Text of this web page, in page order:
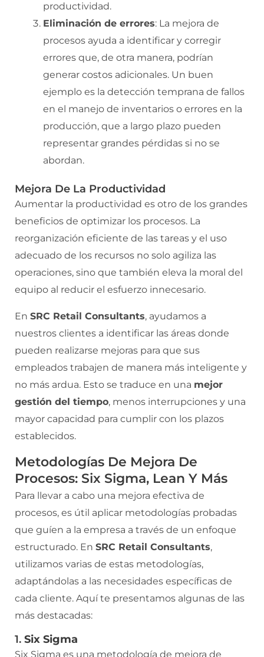
productividad.
Eliminación de errores: La mejora de
procesos ayuda a identificar y corregir
errores que, de otra manera, podrían
generar costos adicionales. Un buen
ejemplo es la detección temprana de fallos
en el manejo de inventarios o errores en la
producción, que a largo plazo pueden
representar grandes pérdidas si no se
abordan.
Mejora De La Productividad
Aumentar la productividad es otro de los grandes
beneficios de optimizar los procesos. La
reorganización eficiente de las tareas y el uso
adecuado de los recursos no solo agiliza las
operaciones, sino que también eleva la moral del
equipo al reducir el esfuerzo innecesario.
En SRC Retail Consultants, ayudamos a
nuestros clientes a identificar las áreas donde
pueden realizarse mejoras para que sus
empleados trabajen de manera más inteligente y
no más ardua. Esto se traduce en una mejor
gestión del tiempo, menos interrupciones y una
mayor capacidad para cumplir con los plazos
establecidos.
Metodologías De Mejora De
Procesos: Six Sigma, Lean Y Más
Para llevar a cabo una mejora efectiva de
procesos, es útil aplicar metodologías probadas
que guíen a la empresa a través de un enfoque
estructurado. En SRC Retail Consultants,
utilizamos varias de estas metodologías,
adaptándolas a las necesidades específicas de
cada cliente. Aquí te presentamos algunas de las
más destacadas:
1. Six Sigma
Six Sigma es una metodología de mejora de